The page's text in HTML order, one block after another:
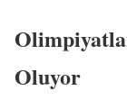
Oluyor